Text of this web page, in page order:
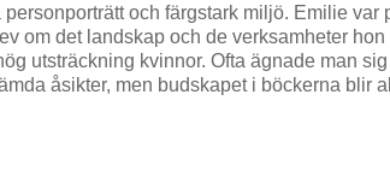
och färgstark miljö. Emilie var
om det landskap och de verksamheter hon
utsträckning kvinnor. Ofta ägnade man
åsikter, men budskapet i böckerna blir